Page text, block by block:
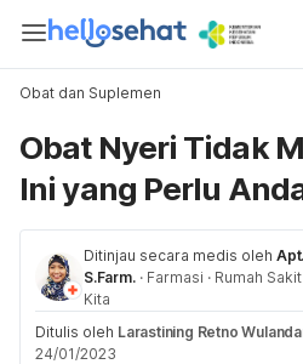
Obat dan Suplemen
Obat Nyeri Tidak
Ini yang Perlu
Ditinjau secara medis oleh
S.Farm. · Farmasi · Rumah
Kita
Ditulis oleh Larastining Retno
24/01/2023